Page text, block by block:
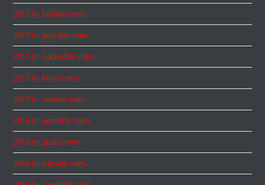
2017 m. birželio mėn.
2017 m. gegužės mėn.
2017 m. balandžio mėn.
2017 m. kovo mėn.
2017 m. vasario mėn.
2016 m. lapkričio mėn.
2016 m. spalio mėn.
2016 m. rugsėjo mėn.